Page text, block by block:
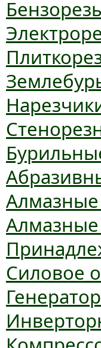
Алмазные
Силовое